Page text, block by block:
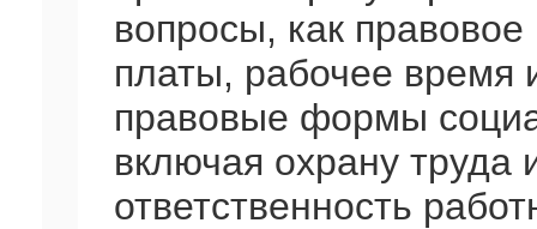
вопросы, как
платы, рабочее время
правовые формы
включая охрану труда
ответственность